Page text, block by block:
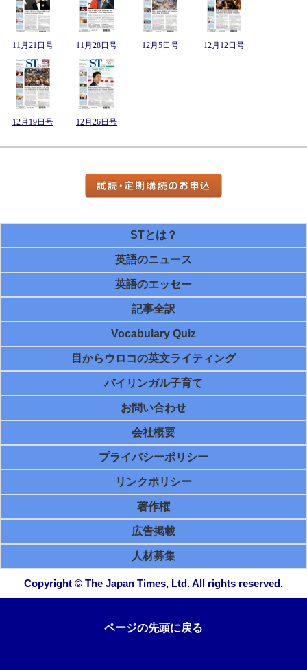
11月21日号 11月28日号 12月5日号 12月12日号
12月19日号 12月26日号
STとは？
英語のニュース
英語のエッセー
記事全訳
Vocabulary Quiz
目からウロコの英文ライティング
バイリンガル子育て
お問い合わせ
会社概要
プライバシーポリシー
リンクポリシー
著作権
広告掲載
人材募集
Copyright © The Japan Times, Ltd. All rights reserved.
ページの先頭に戻る